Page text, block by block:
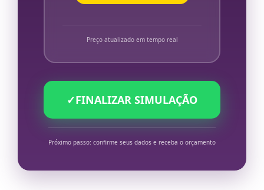
Preço atualizado em tempo real
✓FINALIZAR SIMULAÇÃO
Próximo passo: confirme seus dados e receba o orçamento